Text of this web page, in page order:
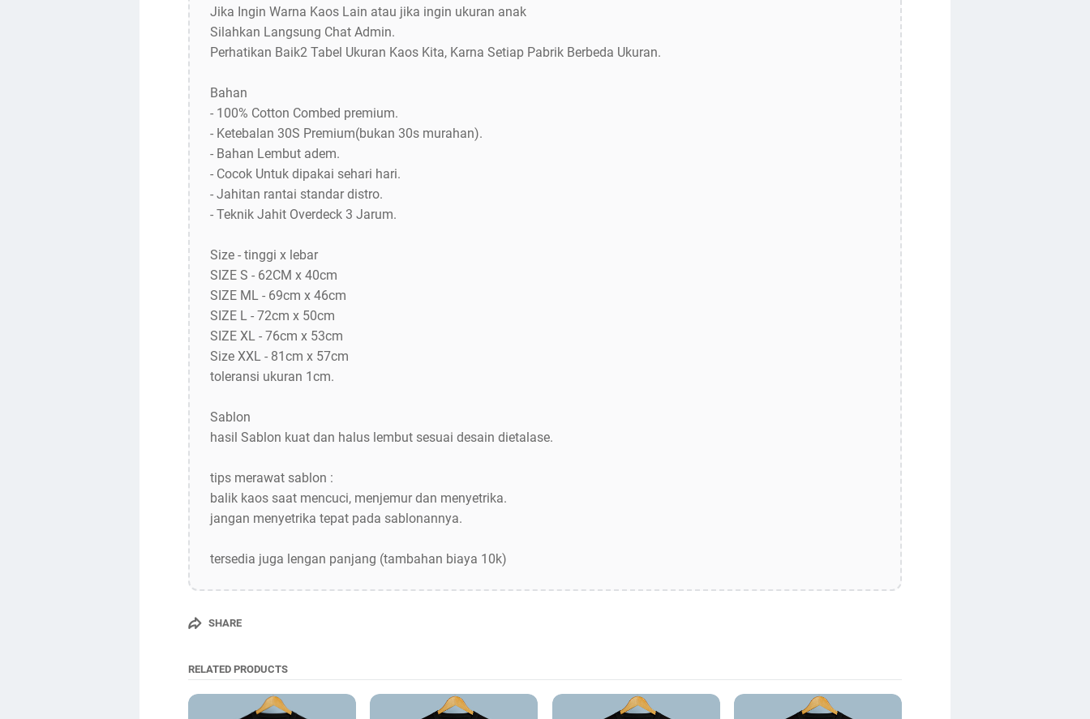
Jika Ingin Warna Kaos Lain atau jika ingin ukuran anak
Silahkan Langsung Chat Admin.
Perhatikan Baik2 Tabel Ukuran Kaos Kita, Karna Setiap Pabrik Berbeda Ukuran.
Bahan
- 100% Cotton Combed premium.
- Ketebalan 30S Premium(bukan 30s murahan).
- Bahan Lembut adem.
- Cocok Untuk dipakai sehari hari.
- Jahitan rantai standar distro.
- Teknik Jahit Overdeck 3 Jarum.
Size - tinggi x lebar
SIZE S - 62CM x 40cm
SIZE ML - 69cm x 46cm
SIZE L - 72cm x 50cm
SIZE XL - 76cm x 53cm
Size XXL - 81cm x 57cm
toleransi ukuran 1cm.
Sablon
hasil Sablon kuat dan halus lembut sesuai desain dietalase.
tips merawat sablon :
balik kaos saat mencuci, menjemur dan menyetrika.
jangan menyetrika tepat pada sablonannya.
tersedia juga lengan panjang (tambahan biaya 10k)
SHARE
RELATED PRODUCTS